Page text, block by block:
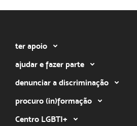
ter apoio
ajudar e fazer parte
denunciar a discriminação
procuro (in)formação
Centro LGBTI+